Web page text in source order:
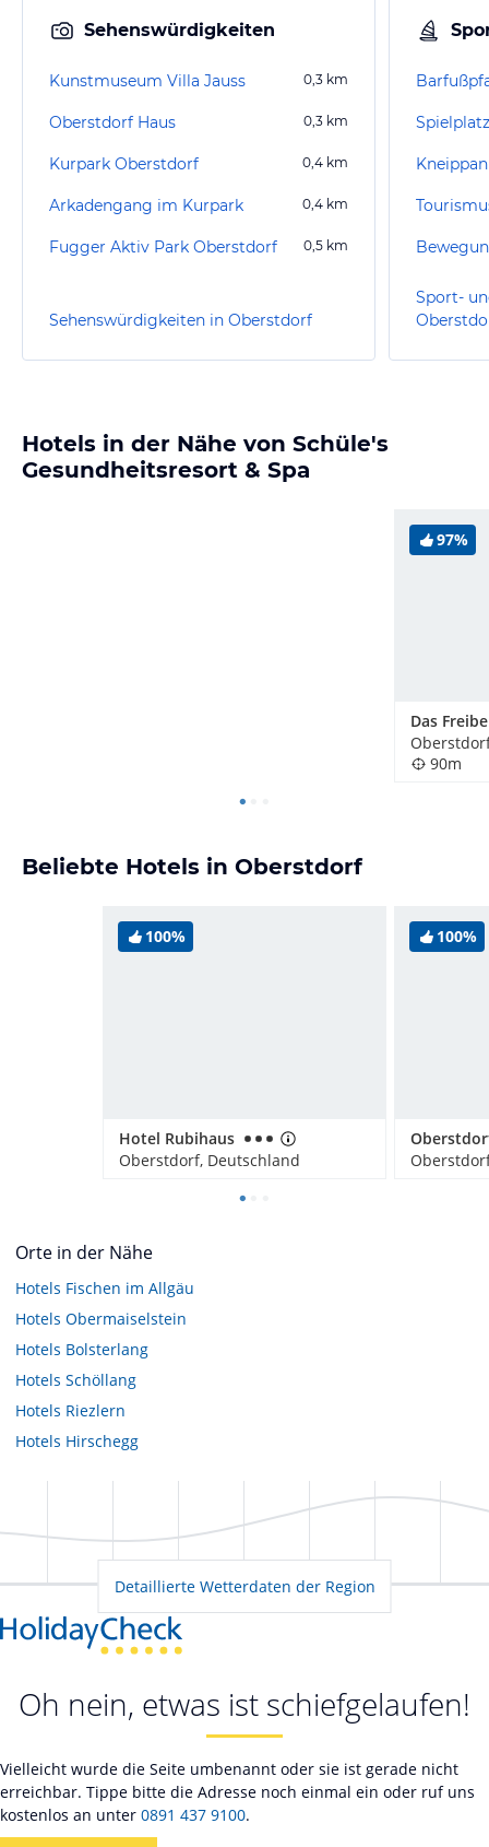
Sehenswürdigkeiten
Kunstmuseum Villa Jauss 0,3 km
Oberstdorf Haus 0,3 km
Kurpark Oberstdorf 0,4 km
Arkadengang im Kurpark 0,4 km
Fugger Aktiv Park Oberstdorf 0,5 km
Sehenswürdigkeiten in Oberstdorf
Sport-
Hotels in der Nähe von Schüle's
Gesundheitsresort & Spa
97%
90m
Beliebte Hotels in Oberstdorf
100%
Hotel Rubihaus
Oberstdorf, Deutschland
100%
Orte in der Nähe
Hotels Fischen im Allgäu
Hotels Obermaiselstein
Hotels Bolsterlang
Hotels Schöllang
Hotels Riezlern
Hotels Hirschegg
Detaillierte Wetterdaten der Region
Oh nein, etwas ist schiefgelaufen!
Vielleicht wurde die Seite umbenannt oder sie ist gerade nicht
erreichbar. Tippe bitte die Adresse noch einmal ein oder ruf uns
kostenlos an unter 0891 437 9100.